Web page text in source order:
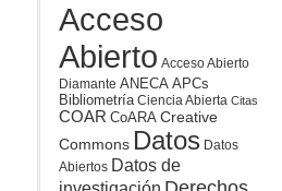
Acceso
Abierto Acceso Abierto
Diamante ANECA APCs
Bibliometría Ciencia Abierta Citas
COAR CoARA Creative
Commons Datos Datos
Abiertos Datos de